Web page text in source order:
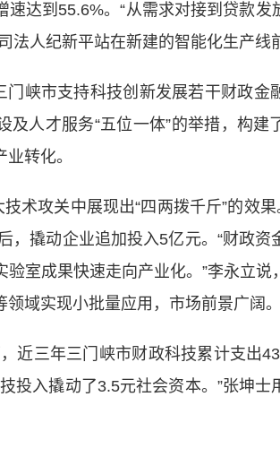
达到55.6%。“从需求对接到贷款发
法人纪新平站在新建的智能化生产线
市支持科技创新发展若干财政金
及人才服务“五位一体”的举措，构建
转化。
攻关中展现出“四两拨千斤”的效果
，撬动企业追加投入5亿元。“财政资
室成果快速走向产业化。”李永立
域实现小批量应用，市场前景广阔。
三年三门峡市财政科技累计支出
投入撬动了3.5元社会资本。”张坤士